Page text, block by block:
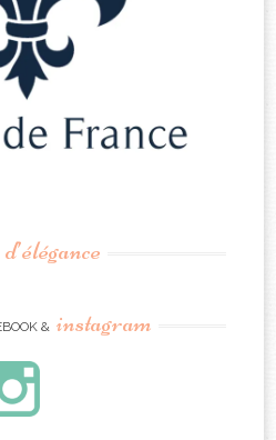
d’élégance
& instagram